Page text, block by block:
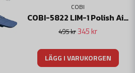
COBI
COBI-5822 LIM-1 Polish Air Force 1952
495 kr345 kr
LÄGG I VARUKORGEN